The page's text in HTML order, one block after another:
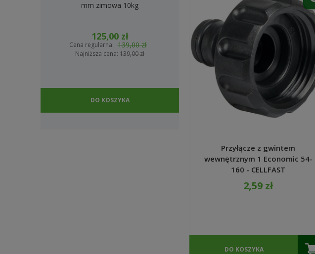
mm zimowa 10kg
125,00 zł
Cena regularna: 139,00 zł
Najniższa cena: 139,00 zł
DO KOSZYKA
25 mm zimowa 10kg
105,00 zł
Cena regularna: 139,00 zł
Najniższa cena:
DO KOSZYKA
Przyłącze z gwintem
wewnętrznym 1 Economic 54-
160 - CELLFAST
2,59 zł
DO KOSZYKA